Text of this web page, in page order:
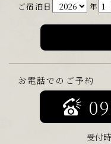
ご宿泊日 年
お電話でのご予約
受付